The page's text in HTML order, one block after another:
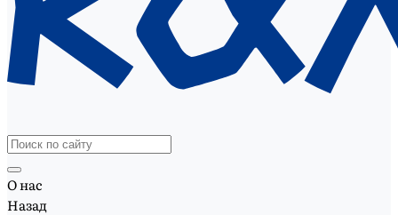
О нас
Назад